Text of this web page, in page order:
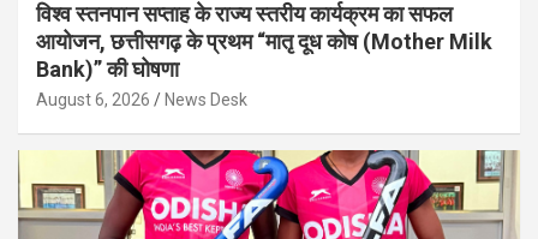
विश्व स्तनपान सप्ताह के राज्य स्तरीय कार्यक्रम का सफल
आयोजन, छत्तीसगढ़ के प्रथम “मातृ दूध कोष (Mother Milk
Bank)” की घोषणा
August 6, 2026 News Desk